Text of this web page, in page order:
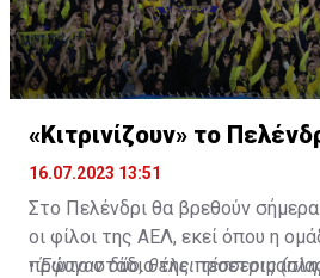
«Κιτρινίζουν» το
16.07.2023 13:51
Στο Πελένδρι θα βρεθούν
οι φίλοι της ΑΕΛ, εκεί όπου η
πρώτο στάδιο της
•Έφυγαν δύο, θέλει τέσσερις